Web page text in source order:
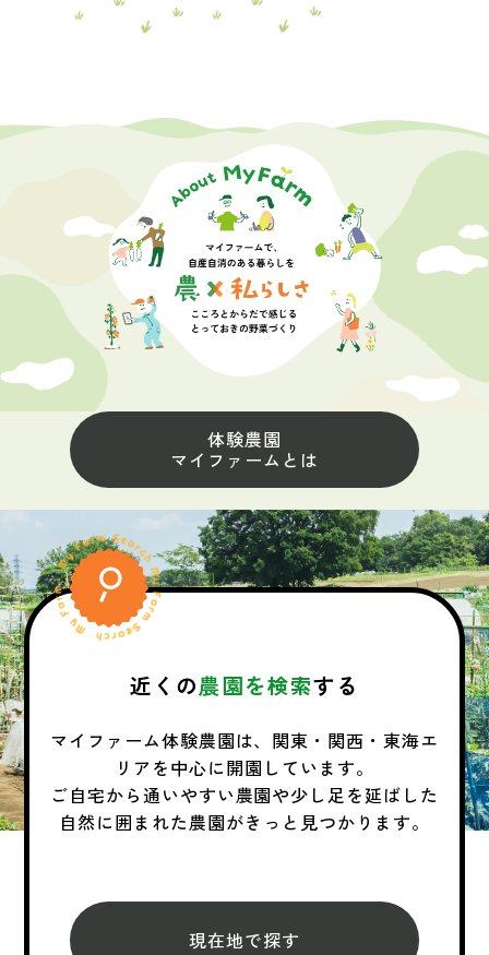
体験農園
マイファームとは
近くの農園を検索する
マイファーム体験農園は、関東・関西・東海エ
リアを中心に開園しています。
ご自宅から通いやすい農園や少し足を延ばした
自然に囲まれた農園がきっと見つかります。
現在地で探す